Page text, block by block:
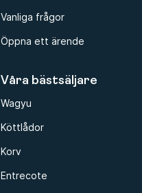
Vanliga frågor
Öppna ett ärende
Våra bästsäljare
Wagyu
Köttlådor
Korv
Entrecote